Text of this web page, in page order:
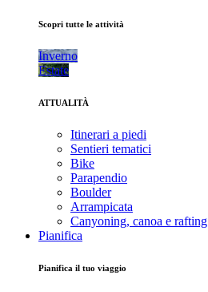
Scopri tutte le attività
Inverno
Estate
ATTUALITÀ
Itinerari a piedi
Sentieri tematici
Bike
Parapendio
Boulder
Arrampicata
Canyoning, canoa e rafting
Pianifica
Pianifica il tuo viaggio